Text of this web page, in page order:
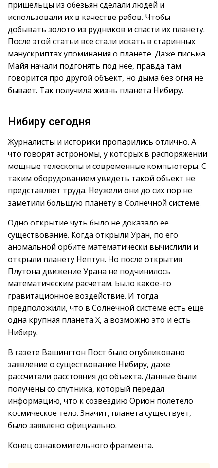
пришельцы из обезьян сделали людей и
использовали их в качестве рабов. Чтобы
добывать золото из рудников и спасти их планету.
После этой статьи все стали искать в старинных
манускриптах упоминания о планете. Даже письма
Майя начали подгонять под нее, правда там
говорится про другой объект, но дыма без огня не
бывает. Так получила жизнь планета Нибиру.
Нибиру сегодня
Журналисты и историки пропарились отлично. А
что говорят астрономы, у которых в распоряжении
мощные телескопы и современные компьютеры. С
таким оборудованием увидеть такой объект не
представляет труда. Неужели они до сих пор не
заметили большую планету в Солнечной системе.
Одно открытие чуть было не доказало ее
существование. Когда открыли Уран, по его
аномальной орбите математически вычислили и
открыли планету Нептун. Но после открытия
Плутона движение Урана не подчинилось
математическим расчетам. Было какое-то
гравитационное воздействие. И тогда
предположили, что в Солнечной системе есть еще
одна крупная планета Х, а возможно это и есть
Нибиру.
В газете Вашингтон Пост было опубликовано
заявление о существование Нибиру, даже
рассчитали расстояния до объекта. Данные были
получены со спутника, который передал
информацию, что к созвездию Орион полетело
космическое тело. Значит, планета существует,
было заявлено официально.
Конец ознакомительного фрагмента.